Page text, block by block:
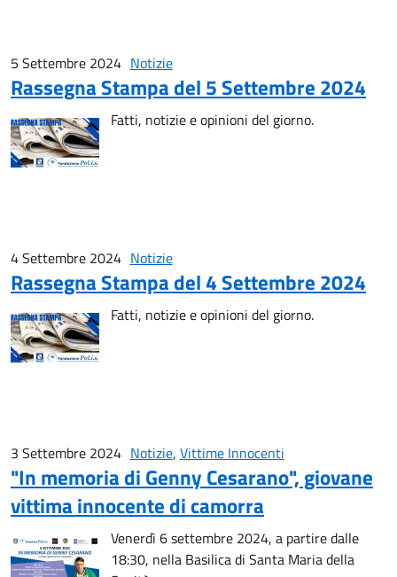
5 Settembre 2024 Notizie
Rassegna Stampa del 5 Settembre 2024
Fatti, notizie e opinioni del giorno.
4 Settembre 2024 Notizie
Rassegna Stampa del 4 Settembre 2024
Fatti, notizie e opinioni del giorno.
3 Settembre 2024 Notizie, Vittime Innocenti
"In memoria di Genny Cesarano", giovane
vittima innocente di camorra
Venerdì 6 settembre 2024, a partire dalle
18:30, nella Basilica di Santa Maria della